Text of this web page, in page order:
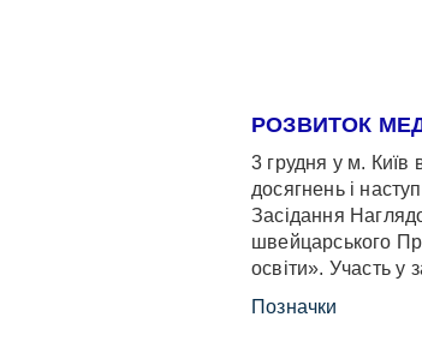
РОЗВИТОК
3 грудня у м. Київ
досягнень і
Засідання
швейцарського
освіти». Участь у
Позначки